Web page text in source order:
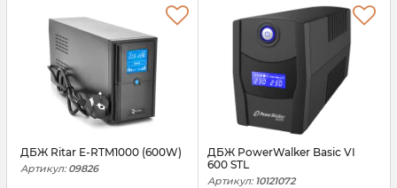
ДБЖ Ritar E-RTM1000 (600W)
Артикул: 09826
ДБЖ PowerWalker Basic VI
600 STL
Артикул: 10121072